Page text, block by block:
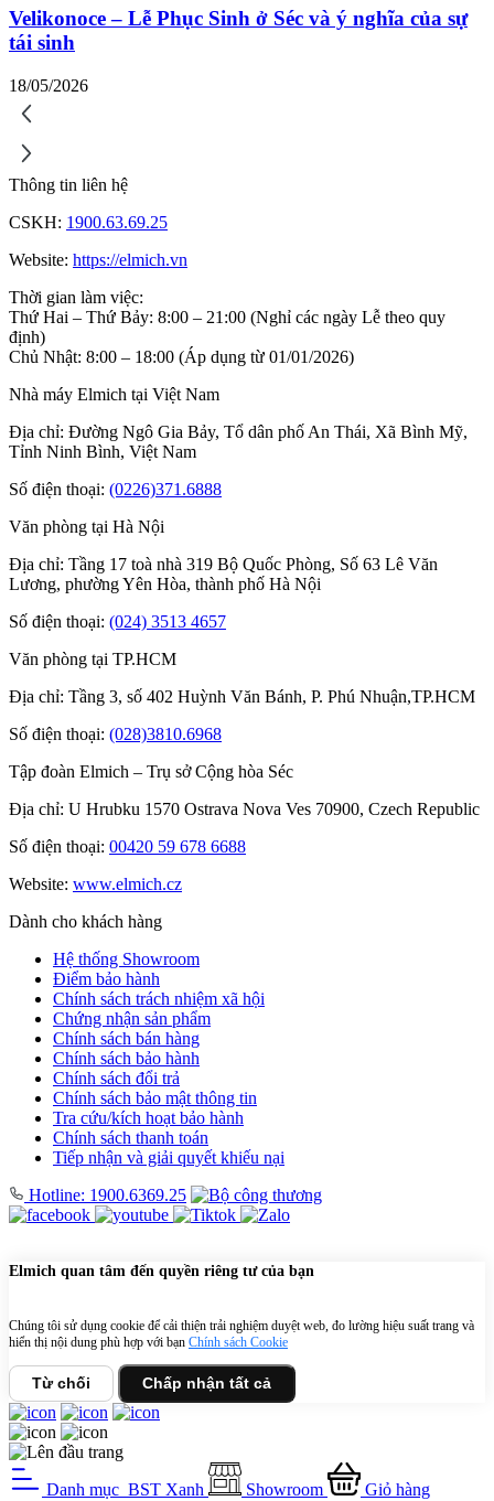
Velikonoce – Lễ Phục Sinh ở Séc và ý nghĩa của sự
tái sinh
18/05/2026
Thông tin liên hệ
CSKH: 1900.63.69.25
Website: https://elmich.vn
Thời gian làm việc:
Thứ Hai – Thứ Bảy: 8:00 – 21:00 (Nghỉ các ngày Lễ theo quy
định)
Chủ Nhật: 8:00 – 18:00 (Áp dụng từ 01/01/2026)
Nhà máy Elmich tại Việt Nam
Địa chỉ: Đường Ngô Gia Bảy, Tổ dân phố An Thái, Xã Bình Mỹ,
Tỉnh Ninh Bình, Việt Nam
Số điện thoại: (0226)371.6888
Văn phòng tại Hà Nội
Địa chỉ: Tầng 17 toà nhà 319 Bộ Quốc Phòng, Số 63 Lê Văn
Lương, phường Yên Hòa, thành phố Hà Nội
Số điện thoại: (024) 3513 4657
Văn phòng tại TP.HCM
Địa chỉ: Tầng 3, số 402 Huỳnh Văn Bánh, P. Phú Nhuận,TP.HCM
Số điện thoại: (028)3810.6968
Tập đoàn Elmich – Trụ sở Cộng hòa Séc
Địa chỉ: U Hrubku 1570 Ostrava Nova Ves 70900, Czech Republic
Số điện thoại: 00420 59 678 6688
Website: www.elmich.cz
Dành cho khách hàng
Hệ thống Showroom
Điểm bảo hành
Chính sách trách nhiệm xã hội
Chứng nhận sản phẩm
Chính sách bán hàng
Chính sách bảo hành
Chính sách đổi trả
Chính sách bảo mật thông tin
Tra cứu/kích hoạt bảo hành
Chính sách thanh toán
Tiếp nhận và giải quyết khiếu nại
Hotline: 1900.6369.25
Elmich quan tâm đến quyền riêng tư của bạn
Chúng tôi sử dụng cookie để cải thiện trải nghiệm duyệt web, đo lường hiệu suất trang và
hiển thị nội dung phù hợp với bạn Chính sách Cookie
Từ chối Chấp nhận tất cả
Danh mục BST Xanh Showroom Giỏ hàng